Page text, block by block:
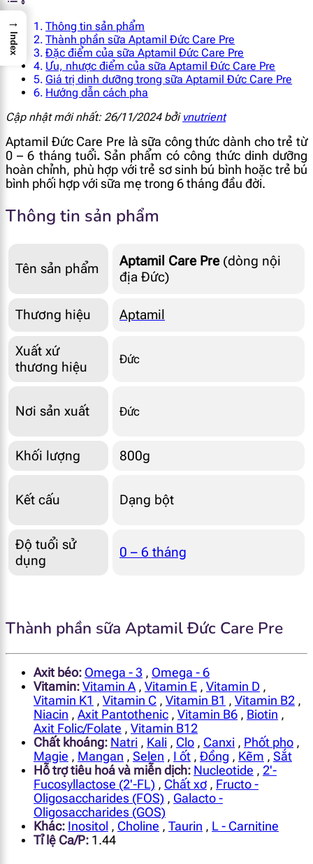
Thông tin sản phẩm
Thành phần sữa Aptamil Đức Care Pre
Đặc điểm của sữa Aptamil Đức Care Pre
Ưu, nhược điểm của sữa Aptamil Đức Care Pre
Giá trị dinh dưỡng trong sữa Aptamil Đức Care Pre
Hướng dẫn cách pha
Cập nhật mới nhất: 26/11/2024 bởi vnutrient
Aptamil Đức Care Pre là sữa công thức dành cho trẻ từ
0 – 6 tháng tuổi. Sản phẩm có công thức dinh dưỡng
hoàn chỉnh, phù hợp với trẻ sơ sinh bú bình hoặc trẻ bú
bình phối hợp với sữa mẹ trong 6 tháng đầu đời.
Thông tin sản phẩm
Tên sản phẩm Aptamil Care Pre (dòng nội
địa Đức)
Thương hiệu Aptamil
Xuất xứ
thương hiệu
Đức
Nơi sản xuất Đức
Khối lượng 800g
Kết cấu Dạng bột
Độ tuổi sử
dụng
0 – 6 tháng
Thành phần sữa Aptamil Đức Care Pre
Axit béo: Omega - 3 , Omega - 6
Vitamin: Vitamin A , Vitamin E , Vitamin D ,
Vitamin K1 , Vitamin C , Vitamin B1 , Vitamin B2 ,
Niacin , Axit Pantothenic , Vitamin B6 , Biotin ,
Axit Folic/Folate , Vitamin B12
Chất khoáng: Natri , Kali , Clo , Canxi , Phốt pho ,
Magie , Mangan , Selen , I ốt , Đồng , Kẽm , Sắt
Hỗ trợ tiêu hoá và miễn dịch: Nucleotide , 2'-
Fucosyllactose (2'-FL) , Chất xơ , Fructo -
Oligosaccharides (FOS) , Galacto -
Oligosaccharides (GOS)
Khác: Inositol , Choline , Taurin , L - Carnitine
Tỉ lệ Ca/P: 1.44
→
Index